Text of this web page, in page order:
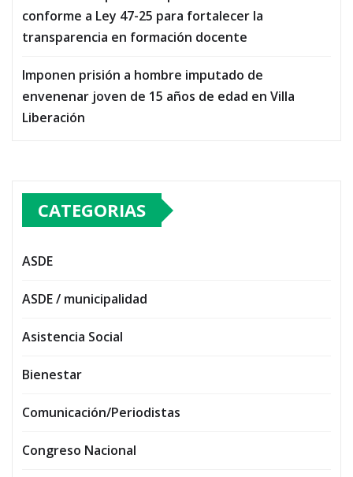
conforme a Ley 47-25 para fortalecer la
transparencia en formación docente
Imponen prisión a hombre imputado de
envenenar joven de 15 años de edad en Villa
Liberación
CATEGORIAS
ASDE
ASDE / municipalidad
Asistencia Social
Bienestar
Comunicación/Periodistas
Congreso Nacional